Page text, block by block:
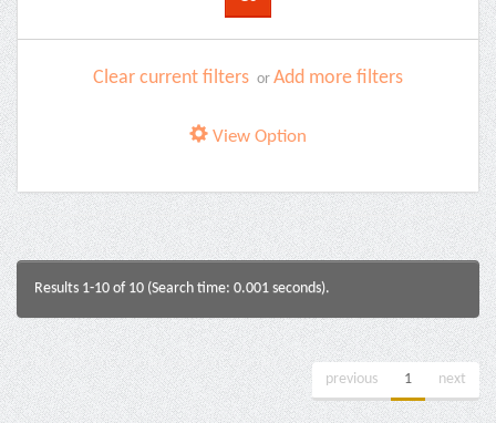
Clear current filters or Add more filters
View Option
Results 1-10 of 10 (Search time: 0.001 seconds).
previous 1 next